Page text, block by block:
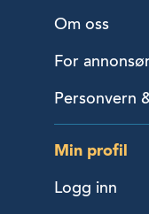
Om oss
For
Personvern
Min profil
Logg inn